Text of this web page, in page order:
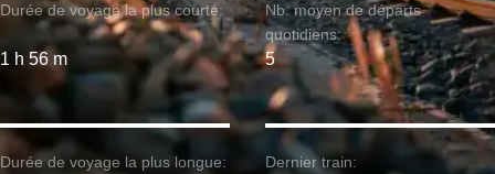
Durée de voyage la plus courte:
1 h 56 m
Durée de voyage la plus longue:
Nb. moyen de départs
quotidiens:
5
Dernier train: